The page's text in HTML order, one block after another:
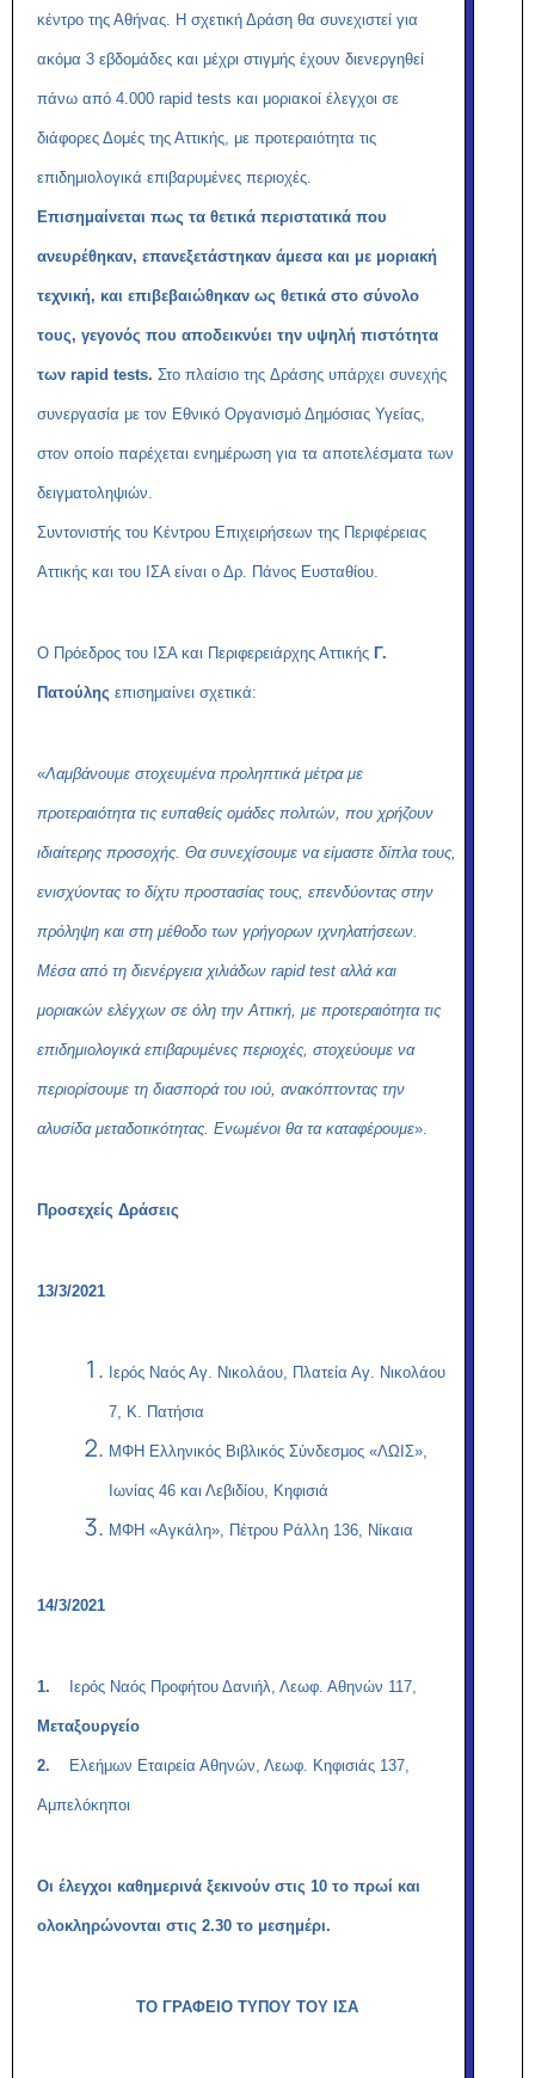
κέντρο της Αθήνας. Η σχετική Δράση θα συνεχιστεί για
ακόμα 3 εβδομάδες και μέχρι στιγμής έχουν διενεργηθεί
πάνω από 4.000 rapid tests και μοριακοί έλεγχοι σε
διάφορες Δομές της Αττικής, με προτεραιότητα τις
επιδημιολογικά επιβαρυμένες περιοχές.
Επισημαίνεται πως τα θετικά περιστατικά που
ανευρέθηκαν, επανεξετάστηκαν άμεσα και με μοριακή
τεχνική, και επιβεβαιώθηκαν ως θετικά στο σύνολο
τους, γεγονός που αποδεικνύει την υψηλή πιστότητα
των rapid tests. Στο πλαίσιο της Δράσης υπάρχει συνεχής
συνεργασία με τον Εθνικό Οργανισμό Δημόσιας Υγείας,
στον οποίο παρέχεται ενημέρωση για τα αποτελέσματα των
δειγματοληψιών.
Συντονιστής του Κέντρου Επιχειρήσεων της Περιφέρειας
Αττικής και του ΙΣΑ είναι ο Δρ. Πάνος Ευσταθίου.
Ο Πρόεδρος του ΙΣΑ και Περιφερειάρχης Αττικής Γ.
Πατούλης επισημαίνει σχετικά:
«Λαμβάνουμε στοχευμένα προληπτικά μέτρα με
προτεραιότητα τις ευπαθείς ομάδες πολιτών, που χρήζουν
ιδιαίτερης προσοχής. Θα συνεχίσουμε να είμαστε δίπλα τους,
ενισχύοντας το δίχτυ προστασίας τους, επενδύοντας στην
πρόληψη και στη μέθοδο των γρήγορων ιχνηλατήσεων.
Μέσα από τη διενέργεια χιλιάδων rapid test αλλά και
μοριακών ελέγχων σε όλη την Αττική, με προτεραιότητα τις
επιδημιολογικά επιβαρυμένες περιοχές, στοχεύουμε να
περιορίσουμε τη διασπορά του ιού, ανακόπτοντας την
αλυσίδα μεταδοτικότητας. Ενωμένοι θα τα καταφέρουμε».
Προσεχείς Δράσεις
13/3/2021
Ιερός Ναός Αγ. Νικολάου, Πλατεία Αγ. Νικολάου
7, Κ. Πατήσια
ΜΦΗ Ελληνικός Βιβλικός Σύνδεσμος «ΛΩΙΣ»,
Ιωνίας 46 και Λεβιδίου, Κηφισιά
ΜΦΗ «Αγκάλη», Πέτρου Ράλλη 136, Νίκαια
14/3/2021
1. Ιερός Ναός Προφήτου Δανιήλ, Λεωφ. Αθηνών 117,
Μεταξουργείο
2. Ελεήμων Εταιρεία Αθηνών, Λεωφ. Κηφισιάς 137,
Αμπελόκηποι
Οι έλεγχοι καθημερινά ξεκινούν στις 10 το πρωί και
ολοκληρώνονται στις 2.30 το μεσημέρι.
ΤΟ ΓΡΑΦΕΙΟ ΤΥΠΟΥ ΤΟΥ ΙΣΑ